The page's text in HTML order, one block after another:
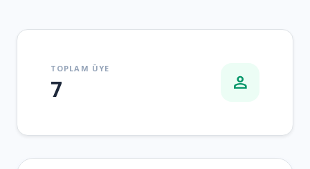
TOPLAM ÜYE
7 person